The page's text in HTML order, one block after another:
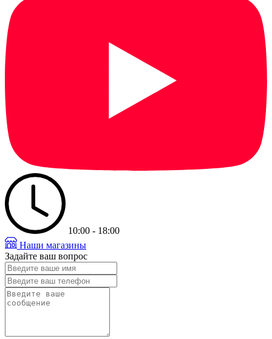
10:00 - 18:00
Наши магазины
Задайте ваш вопрос